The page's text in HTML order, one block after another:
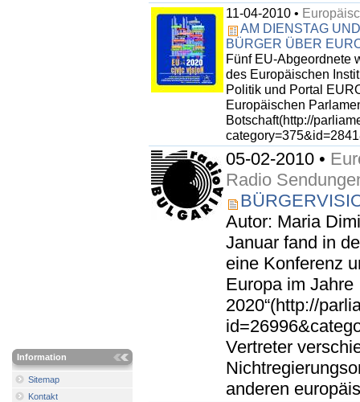
Information
Sitemap
Kontakt
11-04-2010 •
AM DIENSTAG
BÜRGER ÜBER
Fünf EU-Abgeordnete
des Europäischen
Politik und Portal
Europäischen
Botschaft(http://
05-02-2010 •
Radio
Autor: Maria
Januar fand in
eine Konferenz
Europa im Jahre
2020“(http://
Vertreter
anderen